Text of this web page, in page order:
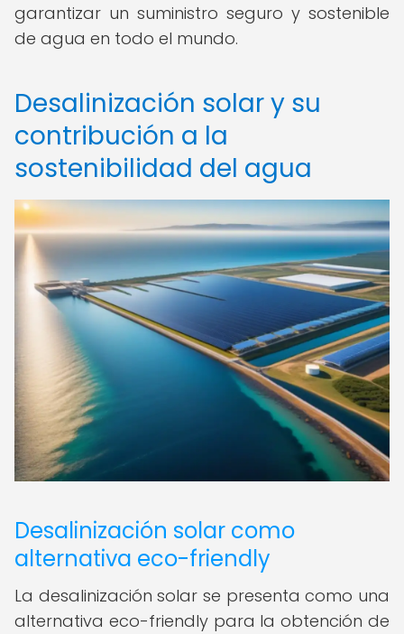
garantizar un suministro seguro y sostenible
de agua en todo el mundo.
Desalinización solar y su
contribución a la
sostenibilidad del agua
Desalinización solar como
alternativa eco-friendly
La desalinización solar se presenta como una
alternativa eco-friendly para la obtención de